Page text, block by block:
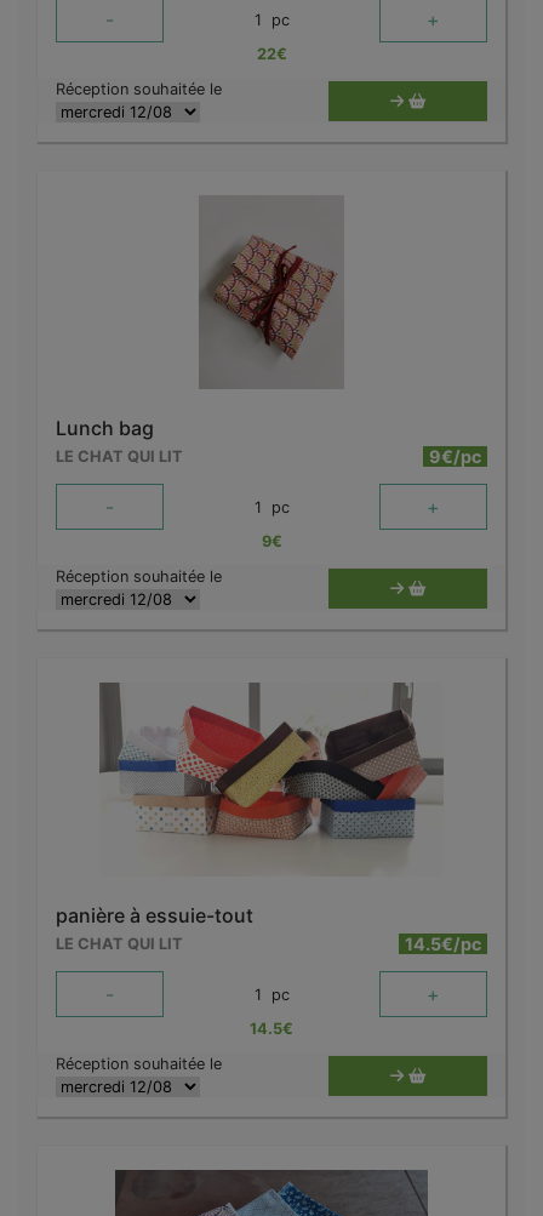
- 1 pc +
22€
Réception souhaitée le
Lunch bag
LE CHAT QUI LIT 9€/pc
- 1 pc +
9€
Réception souhaitée le
panière à essuie-tout
LE CHAT QUI LIT 14.5€/pc
- 1 pc +
14.5€
Réception souhaitée le